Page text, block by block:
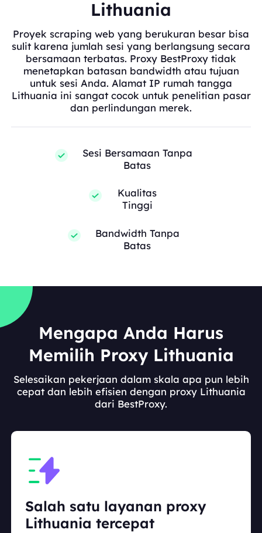
Lithuania
Proyek scraping web yang berukuran besar bisa
sulit karena jumlah sesi yang berlangsung secara
bersamaan terbatas. Proxy BestProxy tidak
menetapkan batasan bandwidth atau tujuan
untuk sesi Anda. Alamat IP rumah tangga
Lithuania ini sangat cocok untuk penelitian pasar
dan perlindungan merek.
Sesi Bersamaan Tanpa
Batas
Kualitas
Tinggi
Bandwidth Tanpa
Batas
Mengapa Anda Harus
Memilih Proxy Lithuania
Selesaikan pekerjaan dalam skala apa pun lebih
cepat dan lebih efisien dengan proxy Lithuania
dari BestProxy.
Salah satu layanan proxy
Lithuania tercepat